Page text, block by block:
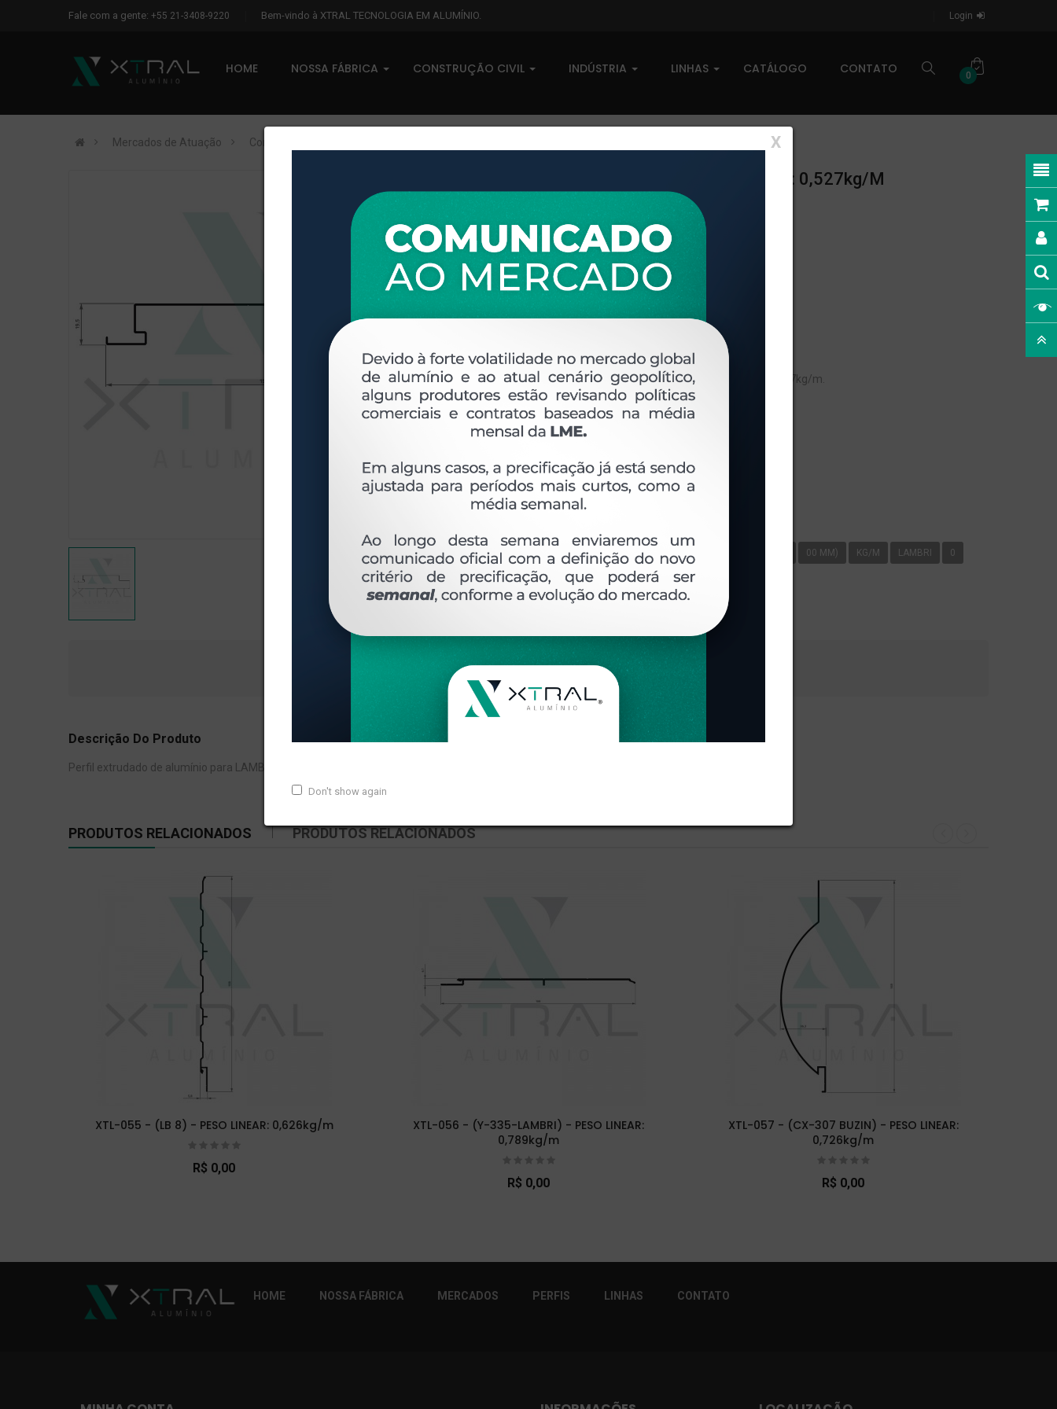
Fale com a gente: +55 21-3408-9220 Bem-vindo à XTRAL TECNOLOGIA EM ALUMÍNIO. Login
HOME NOSSA FÁBRICA CONSTRUÇÃO CIVIL INDÚSTRIA LINHAS CATÁLOGO CONTATO 0
X
Don't show again
Mercados de Atuação Construção Civil
XTL-832 - (DES-393 (TLB) - PESO LINEAR: 0,527kg/m
0 comentários
Disponível sob consulta
Taxas R$ 0,00
Disponibilidade:
Em estoque
OVERVIEW
Perfil extrudado de alumínio para LAMBRI, com peso linear de 0,527kg/m.
Ver perfis relacionados
Etiquetas: 832- PESO LINEAR - KG/M DES-393 (TLB-007 ESPESSURA 1 00 MM) KG/M LAMBRI 0
527KG/M
DESCRIÇÃO COMENTÁRIOS (0)
Descrição Do Produto
Perfil extrudado de alumínio para LAMBRI, com peso linear de 0,527kg/m.
PRODUTOS RELACIONADOS PRODUTOS RELACIONADOS
XTL-055 - (LB 8) - PESO LINEAR: 0,626kg/m
R$ 0,00
XTL-056 - (Y-335-LAMBRI) - PESO LINEAR:
0,789kg/m
R$ 0,00
XTL-057 - (CX-307 BUZIN) - PESO LINEAR:
0,726kg/m
R$ 0,00
HOME NOSSA FÁBRICA MERCADOS PERFIS LINHAS CONTATO